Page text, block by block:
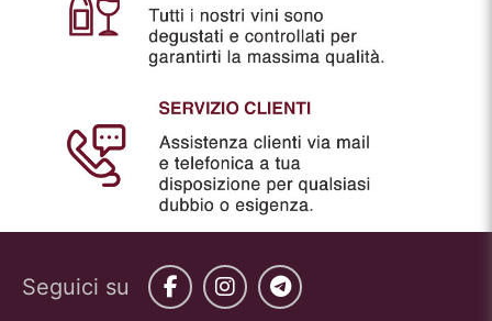
Seguici su Facebook
Instagram
Telegram